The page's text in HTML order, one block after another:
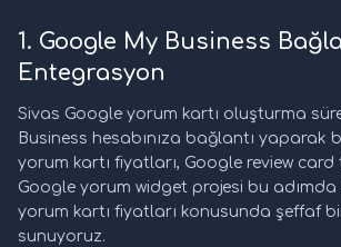
1. Google My Business
Entegrasyon
Sivas Google yorum kartı oluşturma
Business hesabınıza bağlantı yaparak
yorum kartı fiyatları, Google review card
Google yorum widget projesi bu adımda
yorum kartı fiyatları konusunda şeffaf
sunuyoruz.